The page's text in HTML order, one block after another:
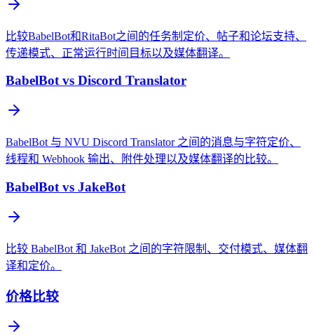
比较BabelBot和RitaBot之间的任务制定价、帖子和论坛支持、
传递模式、正常运行时间目标以及媒体翻译。
BabelBot vs Discord Translator
BabelBot 与 NVU Discord Translator 之间的消息与字符定价、
线程和 Webhook 输出、附件处理以及媒体翻译的比较。
BabelBot vs JakeBot
比较 BabelBot 和 JakeBot 之间的字符限制、交付模式、媒体翻
译和定价。
价格比较